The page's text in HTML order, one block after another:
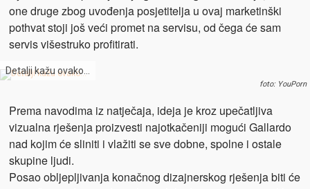
one druge zbog uvođenja posjetitelja u ovaj marketinški
pothvat stoji još veći promet na servisu, od čega će sam
servis višestruko profitirati.
Detalji kažu ovako…
foto: YouPorn
Prema navodima iz natječaja, ideja je kroz upečatljiva
vizualna rješenja proizvesti najotkačeniji mogući Gallardo
nad kojim će sliniti i vlažiti se sve dobne, spolne i ostale
skupine ljudi.
Posao obljepljivanja konačnog dizajnerskog rješenja biti će